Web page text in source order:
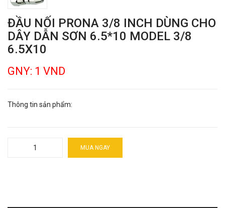
ĐẦU NỐI PRONA 3/8 INCH DÙNG CHO
DÂY DẪN SƠN 6.5*10 MODEL 3/8
6.5X10
GNY: 1 VND
Thông tin sản phẩm:
MUA NGAY